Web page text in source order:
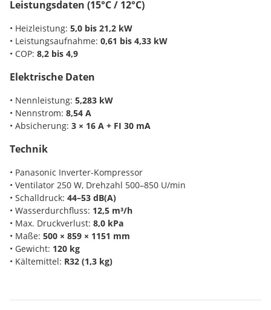
Leistungsdaten (15°C / 12°C)
• Heizleistung: 5,0 bis 21,2 kW
• Leistungsaufnahme: 0,61 bis 4,33 kW
• COP: 8,2 bis 4,9
Elektrische Daten
• Nennleistung: 5,283 kW
• Nennstrom: 8,54 A
• Absicherung: 3 × 16 A + FI 30 mA
Technik
• Panasonic Inverter-Kompressor
• Ventilator 250 W, Drehzahl 500–850 U/min
• Schalldruck: 44–53 dB(A)
• Wasserdurchfluss: 12,5 m³/h
• Max. Druckverlust: 8,0 kPa
• Maße: 500 × 859 × 1151 mm
• Gewicht: 120 kg
• Kältemittel: R32 (1,3 kg)